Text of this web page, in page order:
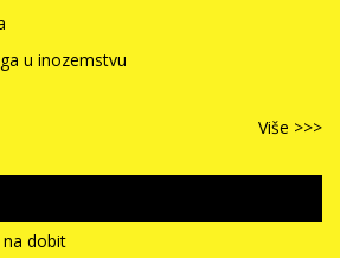
u inozemstvu
Više >>>
na dobit